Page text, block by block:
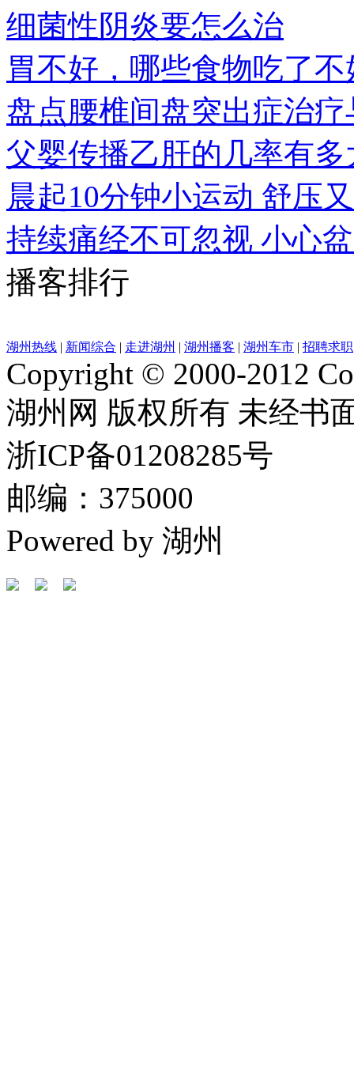
细菌性阴炎要怎么治
胃不好，哪些食物吃了不
盘点腰椎间盘突出症治疗
父婴传播乙肝的几率有多
晨起10分钟小运动 舒压
持续痛经不可忽视 小心
播客排行
湖州热线 | 新闻综合 | 走进湖州 | 湖州播客 | 湖州车市 | 招聘求职
Copyright © 2000-2012
湖州网 版权所有 未经书
浙ICP备01208285号
邮编：375000
Powered by 湖州